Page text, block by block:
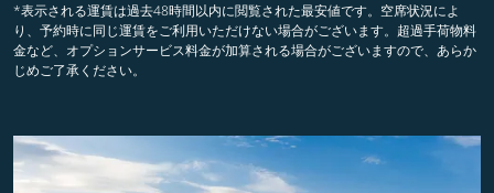
*表示される運賃は過去48時間以内に閲覧された最安値です。空席状況によ
り、予約時に同じ運賃をご利用いただけない場合がございます。超過手荷物料
金など、オプションサービス料金が加算される場合がございますので、あらか
じめご了承ください。